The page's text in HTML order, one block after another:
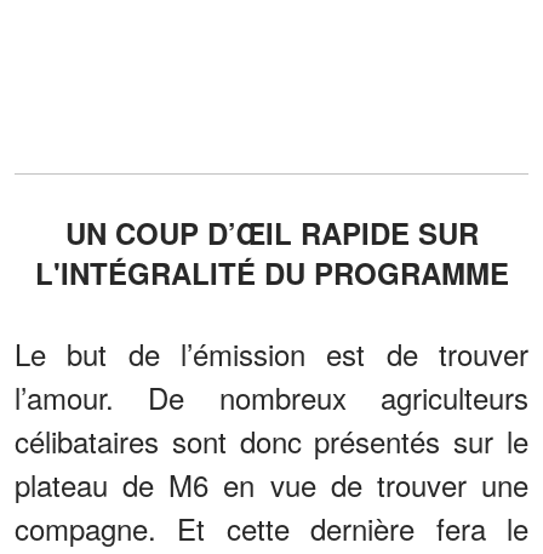
UN COUP D’ŒIL RAPIDE SUR
L'INTÉGRALITÉ DU PROGRAMME
Le but de l’émission est de trouver
l’amour. De nombreux agriculteurs
célibataires sont donc présentés sur le
plateau de M6 en vue de trouver une
compagne. Et cette dernière fera le